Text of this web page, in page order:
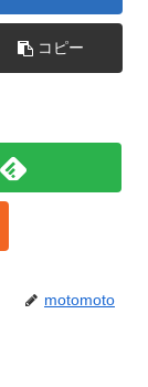
コピー
motomoto